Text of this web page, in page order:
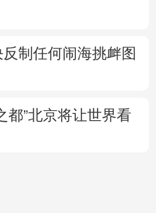
制任何闹海挑衅图
都”北京将让世界看